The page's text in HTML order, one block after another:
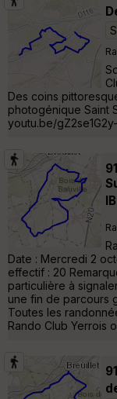
Des coins
photogénique Saint
youtu.be/
Date : Mercredi 2
effectif : 20
particulière à
une fin de parcours
Toutes les
Rando Club Yerrois